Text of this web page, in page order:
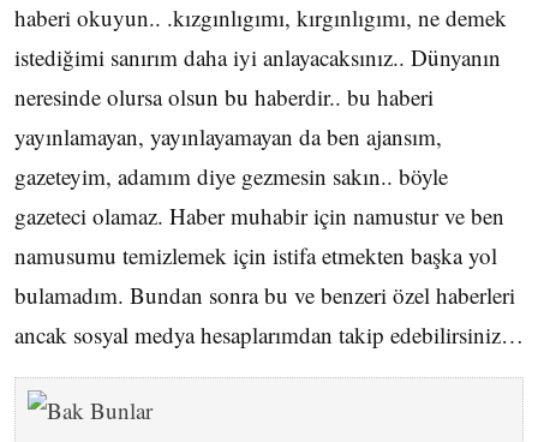
haberi okuyun.. .kızgınlıgımı, kırgınlıgımı, ne demek
istediğimi sanırım daha iyi anlayacaksınız.. Dünyanın
neresinde olursa olsun bu haberdir.. bu haberi
yayınlamayan, yayınlayamayan da ben ajansım,
gazeteyim, adamım diye gezmesin sakın.. böyle
gazeteci olamaz. Haber muhabir için namustur ve ben
namusumu temizlemek için istifa etmekten başka yol
bulamadım. Bundan sonra bu ve benzeri özel haberleri
ancak sosyal medya hesaplarımdan takip edebilirsiniz…